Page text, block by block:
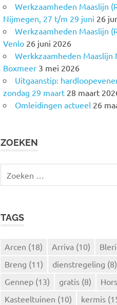
Werkzaamheden Maaslijn
Nijmegen, 27 t/m 29 juni 26
Werkzaamheden Maaslijn
Venlo 26 juni 2026
Werkkzaamheden Maaslijn
Boxmeer 3 mei 2026
Uitgaanstip:
zondag 29 maart 28 maart
Omleidingen actueel 26
ZOEKEN
e
TAGS
Arcen (18) Arriva (10)
Breng (11) dienstregeling (8)
Gennep (13) gratis (8)
Kasteeltuinen (10) kermis